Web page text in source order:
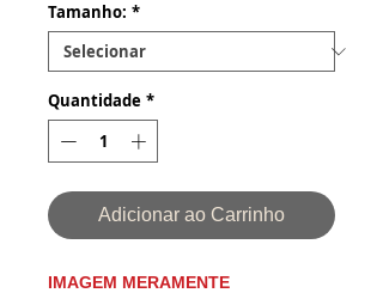
Tamanho: *
Quantidade *
Adicionar ao Carrinho
IMAGEM MERAMENTE